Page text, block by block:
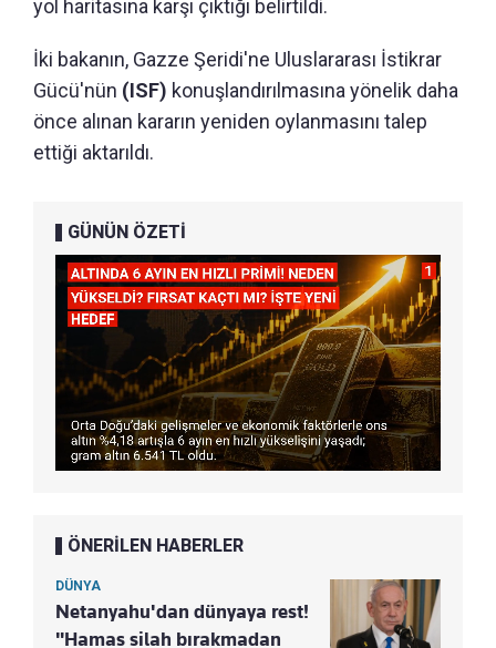
yol haritasına karşı çıktığı belirtildi.
İki bakanın, Gazze Şeridi'ne Uluslararası İstikrar
Gücü'nün (ISF) konuşlandırılmasına yönelik daha
önce alınan kararın yeniden oylanmasını talep
ettiği aktarıldı.
GÜNÜN ÖZETİ
ÖNERİLEN HABERLER
DÜNYA
Netanyahu'dan dünyaya rest!
"Hamas silah bırakmadan